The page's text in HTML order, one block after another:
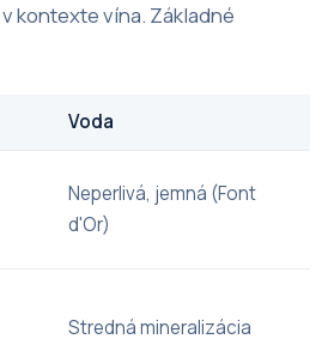
kontexte vína. Základné
Voda
Neperlivá, jemná (Font
d'Or)
Stredná mineralizácia